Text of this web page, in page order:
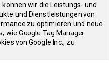
wir die Leistungs- und
und Dienstleistungen von
zu optimieren und neue
wie Google Tag Manager
von Google Inc., zu